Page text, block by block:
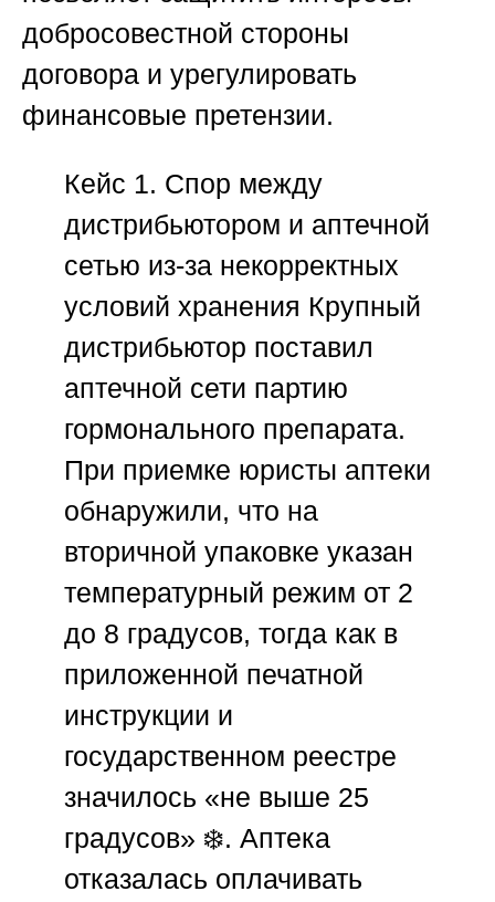
добросовестной стороны
договора и урегулировать
финансовые претензии.
Кейс 1. Спор между
дистрибьютором и аптечной
сетью из-за некорректных
условий хранения Крупный
дистрибьютор поставил
аптечной сети партию
гормонального препарата.
При приемке юристы аптеки
обнаружили, что на
вторичной упаковке указан
температурный режим от 2
до 8 градусов, тогда как в
приложенной печатной
инструкции и
государственном реестре
значилось «не выше 25
градусов» ❄️. Аптека
отказалась оплачивать